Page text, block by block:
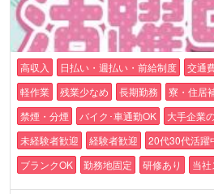
高収入 日払い・週払い・前給制度 交通
軽作業
残業少なめ 長期勤務 寮・住居
禁煙・分煙
バイク･車通勤OK 大手企業
未経験者歓迎
経験者歓迎 20代30代活躍
ブランクOK
勤務地固定 研修あり 当